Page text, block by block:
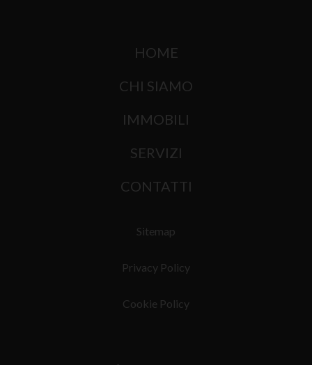
HOME
CHI SIAMO
IMMOBILI
SERVIZI
CONTATTI
Sitemap
Privacy Policy
Cookie Policy